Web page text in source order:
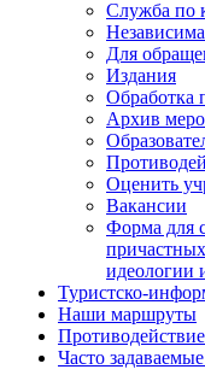
Служба по
Для
Издания
Обработка
Архив
Оценить
Вакансии
Форма для
идеологии
Туристско-
Наши маршруты
Часто